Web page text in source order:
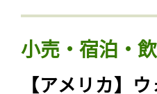
小売・宿泊・
【アメリカ】